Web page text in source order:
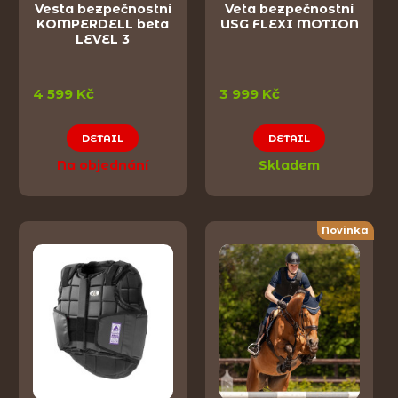
Vesta bezpečnostní
KOMPERDELL beta
LEVEL 3
4 599 Kč
DETAIL
Na objednání
Veta bezpečnostní
USG FLEXI MOTION
3 999 Kč
DETAIL
Skladem
Novinka